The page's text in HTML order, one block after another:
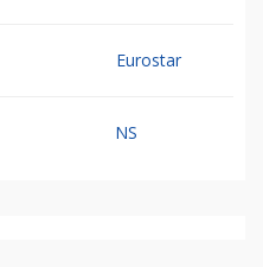
Eurostar
NS